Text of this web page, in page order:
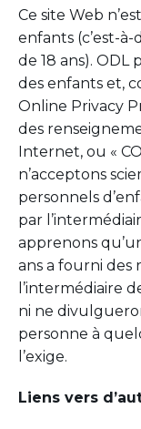
Ce site Web
enfants (c’est-
de 18 ans).
des enfants et,
Online Privacy
des
Internet, ou «
n’acceptons
personnels
par
apprenons
ans a fourni des
l’intermédiaire
ni ne
personne à
l’exige.
Liens vers